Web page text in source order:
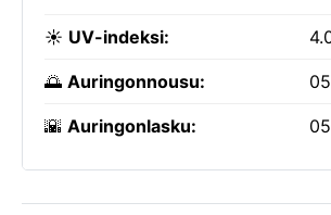
☀️ UV-indeksi:
🌅 Auringonnousu:
🌇 Auringonlasku: